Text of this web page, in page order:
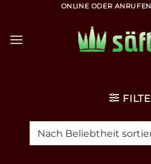
springen
ONLINE ODER